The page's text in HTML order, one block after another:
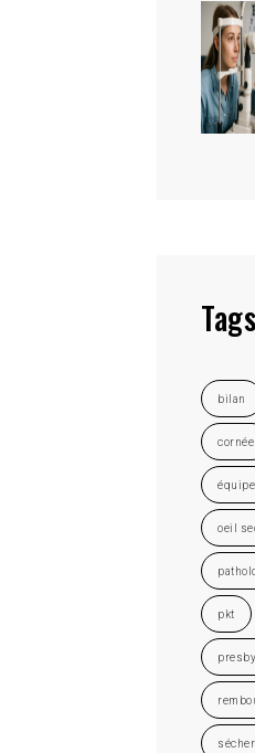
Tags
bilan
cornée
oeil
pkt